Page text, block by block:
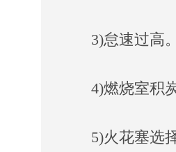
3)怠速过高
4)燃烧室积炭
5)火花塞选择